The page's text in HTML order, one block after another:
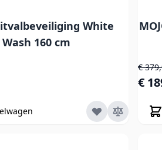
White
Wash 160 cm
€
€